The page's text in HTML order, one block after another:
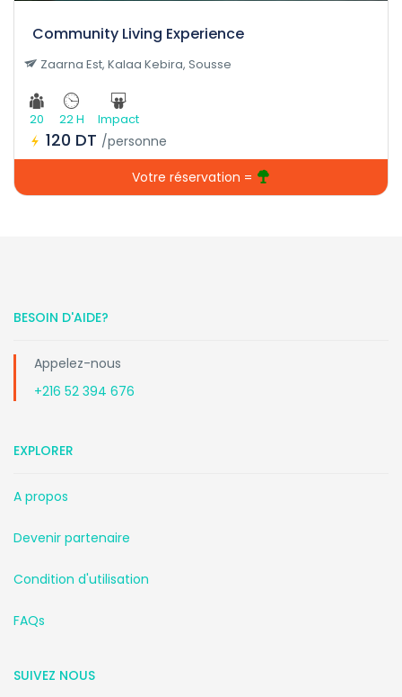
Community Living Experience
Zaarna Est, Kalaa Kebira, Sousse
20 22 H Impact
120 DT /personne
Votre réservation =
BESOIN D'AIDE?
Appelez-nous
+216 52 394 676
EXPLORER
A propos
Devenir partenaire
Condition d'utilisation
FAQs
SUIVEZ NOUS